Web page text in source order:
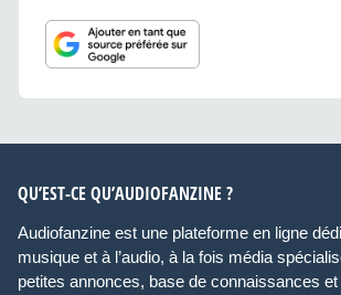
QU’EST-CE QU’AUDIOFANZINE ?
Audiofanzine est une plateforme en ligne
musique et à l’audio, à la fois média
petites annonces, base de connaissances